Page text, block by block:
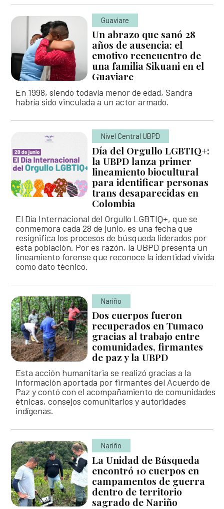
Información de la entidad
Entes y autoridades que vigilan
Otras entidades relacionadas
Preguntas frecuentes
Notificaciones por aviso
Notificaciones disciplinarias
Banco de hojas de vida
Diagnóstico de necesidades y problemas
Presupuesto participativo
Contacto ciudadano
Rendición de cuentas – UBPD
Control social
Colaboración e innovación
Lineamientos de participación en la búsqueda
Ruta de participación en la búsqueda
Banco de Iniciativas – Red de Apoyo Operativo para
la Búsqueda
Plan Nacional de Búsqueda
Planes Regionales de Búsqueda
Seguimiento a los Planes Regionales de Búsqueda
Sistema Nacional de Búsqueda
Pactos Regionales de Búsqueda
Estándares para la Búsqueda de Personas
Desaparecidas
Listado de personas dadas por desaparecidas
Mapa de lugares de interés forense para la
Mapa de personas buscadoras según solicitudes de
búsqueda
Generación de conocimiento para la búsqueda
HISTORIAS
Podcast
Especiales
Exposiciones
TU FECHA, NUESTRA FECHA
Buscar
en
el
portal
Guaviare
Un abrazo que sanó 28
años de ausencia: el
emotivo reencuentro de
una familia Sikuani en el
Guaviare
En 1998, siendo todavía menor de edad, Sandra
habría sido vinculada a un actor armado.
Nivel Central UBPD
Día del Orgullo LGBTIQ+:
la UBPD lanza primer
lineamiento biocultural
para identificar personas
trans desaparecidas en
Colombia
El Día Internacional del Orgullo LGBTIQ+, que se
conmemora cada 28 de junio, es una fecha que
resignifica los procesos de búsqueda liderados por
esta población. Por es razón, la UBPD presenta un
lineamiento forense que reconoce la identidad vivida
como dato técnico.
Nariño
Dos cuerpos fueron
recuperados en Tumaco
gracias al trabajo entre
comunidades, firmantes
de paz y la UBPD
Esta acción humanitaria se realizó gracias a la
información aportada por firmantes del Acuerdo de
Paz y contó con el acompañamiento de comunidades
étnicas, consejos comunitarios y autoridades
indígenas.
Nariño
La Unidad de Búsqueda
encontró 10 cuerpos en
campamentos de guerra
dentro de territorio
sagrado de Nariño